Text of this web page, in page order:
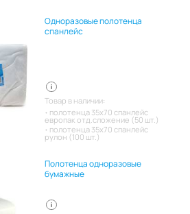
Одноразовые полотенца
спанлейс
Товар в наличии:
полотенца 35х70 спанлейс
европак отд.сложение (50 шт.)
полотенца 35х70 спанлейс
рулон (100 шт.)
Полотенца одноразовые
бумажные